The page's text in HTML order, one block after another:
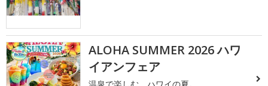
ALOHA SUMMER 2026 ハワ
イアンフェア